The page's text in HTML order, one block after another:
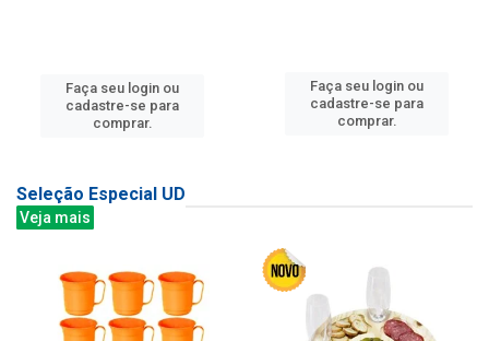
Faça seu login ou
cadastre-se para
comprar.
Faça seu login ou
cadastre-se para
comprar.
Seleção Especial UD
Veja mais